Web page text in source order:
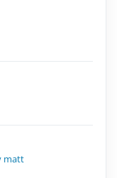
matt